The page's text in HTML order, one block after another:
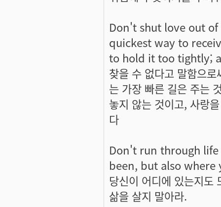
Don't shut love out
quickest way to
to hold it too tightly;
찾을 수 없다고 말함으
는 가장 빠른 길은 주는
놓지 않는 것이고, 사랑
다
Don't run through
been, but also where
당신이 어디에 있는지도
삶을 살지 말아라.